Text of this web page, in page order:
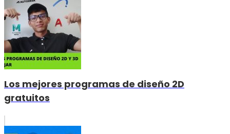
Los mejores programas de diseño 2D
gratuitos